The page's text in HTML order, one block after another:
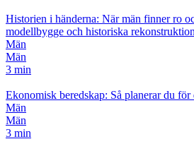
Historien i händerna: När män finner ro
modellbygge och historiska
Män
Män
3 min
Ekonomisk beredskap: Så planerar du för
Män
Män
3 min